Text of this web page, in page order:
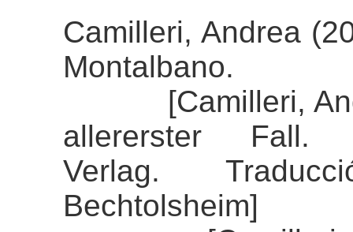
Camilleri, Andrea
Montalbano.
[Camilleri,
allererster Fall.
Verlag.
Bechtolsheim]